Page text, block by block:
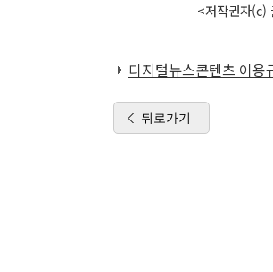
<저작권자(c)
디지털뉴스콘텐츠 이용
뒤로가기